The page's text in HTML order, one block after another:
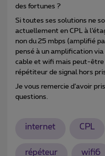
des fortunes ?
Si toutes ses solutions ne
actuellement en CPL à
non du 25 mbps (amplifié
pensé à un amplification
cable et wifi mais peut-
répétiteur de signal hors
Je vous remercie d’avoir
questions.
internet CPL
répéteur wifi6